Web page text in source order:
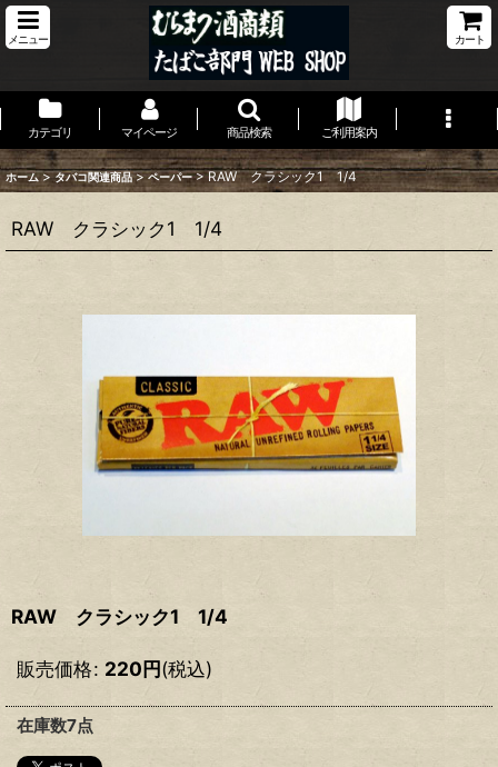
メニュー カート
カテゴリ マイページ 商品検索 ご利用案内
ホーム > タバコ関連商品 > ペーパー > RAW クラシック1 1/4
RAW クラシック1 1/4
RAW クラシック1 1/4
販売価格: 220円(税込)
在庫数7点